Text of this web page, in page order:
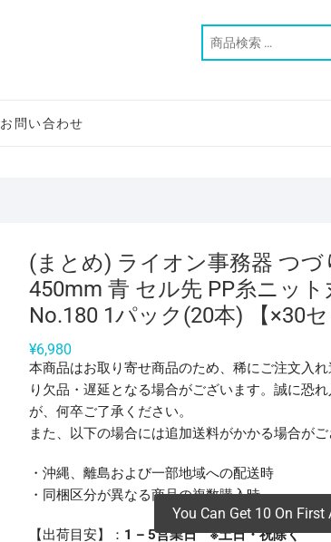
お問い合わせ
(まとめ) ライオン事務器 つづ
450mm 青 セル先 PP糸ニット
No.180 1パック(20本) 【×30セ
¥6,980
本商品はお取り寄せ商品のため、稀にご注文入れ
り欠品・遅延となる場合がございます。誠に恐
が、何卒ご了承ください。
また、以下の場合には追加送料がかかる場合がご
・沖縄、離島および一部地域への配送時
・同梱区分が異なる商品の複数購入時
【出荷目安】： 1 – 5営業日 ※土日・祝除く
You Can Get 10 On